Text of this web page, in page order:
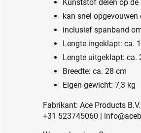
Kunststof delen op
kan snel
inclusief spanband
Lengte ingeklapt: ca.
Lengte uitgeklapt: ca.
Breedte: ca. 28 cm
Eigen gewicht: 7,3 kg
Fabrikant: Ace Products
+31 523745060 |